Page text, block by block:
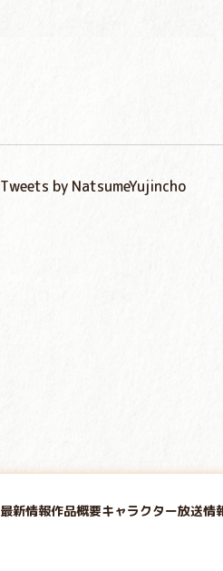
Tweets by NatsumeYujincho
最新情報作品概要キャラクター放送情